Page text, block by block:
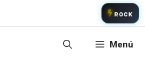
ROCK
Menú